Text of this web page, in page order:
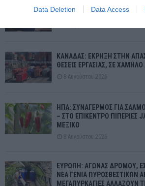
Data Deletion Data Access
ΡΩΣΙΑ: Ο ΠΟΥΤΙΝ ΣΤΡΕΦΕΤΑΙ
FSB – ΦΟΒΟΣ ΚΑΙ ΑΝΗΣΥΧΙΑ
ΚΑΝΑΔΑΣ: ΕΚΡΗΞΗ ΣΤΗΝ
ΘΕΣΕΙΣ ΕΡΓΑΣΙΑΣ, ΣΕ ΧΑΜΗΛΟ
8 Αυγούστου 2026
ΗΠΑ: ΣΥΝΑΓΕΡΜΟΣ ΓΙΑ
– ΣΤΟ ΕΠΙΚΕΝΤΡΟ ΠΙΠΕΡΙΕΣ
ΜΕΞΙΚΟ
8 Αυγούστου 2026
ΕΥΡΩΠΗ: ΑΓΩΝΑΣ ΔΡΟΜΟΥ,
ΝΕΑ ΓΕΝΙΑ ΠΥΡΟΣΒΕΣΤΙΚΩΝ
ΜΕΓΑΠΥΡΚΑΓΙΕΣ ΑΛΛΑΖΟΥΝ